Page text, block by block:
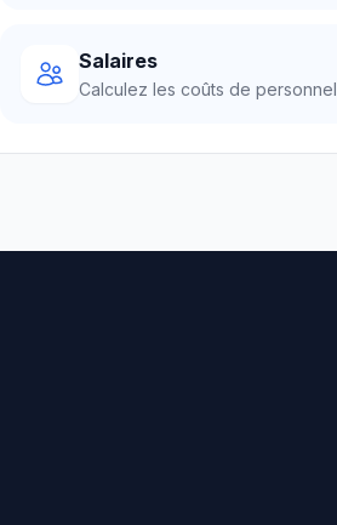
Salaires
Calculez les coûts de personnel